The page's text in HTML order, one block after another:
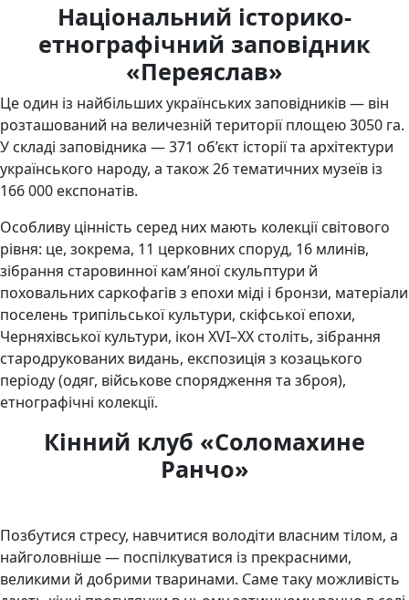
Національний історико-
етнографічний заповідник
«Переяслав»
Це один із найбільших українських заповідників — він
розташований на величезній території площею 3050 га.
У складі заповідника — 371 об’єкт історії та архітектури
українського народу, а також 26 тематичних музеїв із
166 000 експонатів.
Особливу цінність серед них мають колекції світового
рівня: це, зокрема, 11 церковних споруд, 16 млинів,
зібрання старовинної кам’яної скульптури й
поховальних саркофагів з епохи міді і бронзи, матеріали
поселень трипільської культури, скіфської епохи,
Черняхівської культури, ікон XVI–XХ століть, зібрання
стародрукованих видань, експозиція з козацького
періоду (одяг, військове спорядження та зброя),
етнографічні колекції.
Кінний клуб «Соломахине
Ранчо»
Позбутися стресу, навчитися володіти власним тілом, а
найголовніше — поспілкуватися із прекрасними,
великими й добрими тваринами. Саме таку можливість